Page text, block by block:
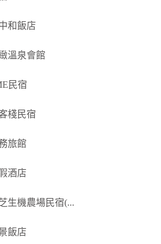
和飯店
溫泉會館
民宿
棧民宿
旅館
酒店
生機農場民宿(...
飯店